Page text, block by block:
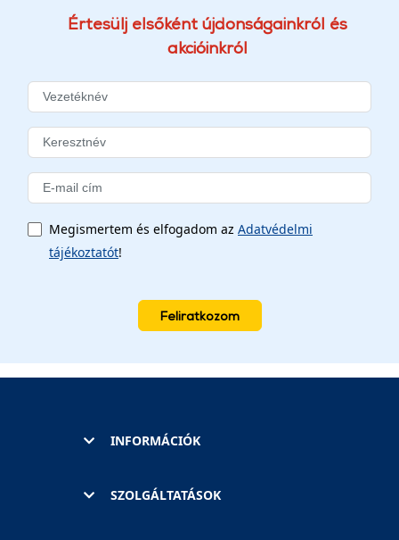
Értesülj elsőként újdonságainkról és
akcióinkról
Megismertem és elfogadom az Adatvédelmi
tájékoztatót!
Feliratkozom
INFORMÁCIÓK
SZOLGÁLTATÁSOK